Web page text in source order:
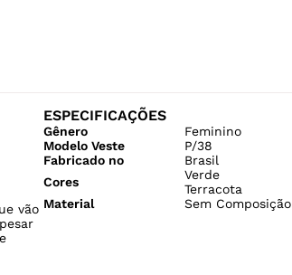
vão
ESPECIFICAÇÕES
Gênero
Feminino
Modelo Veste
P/38
Fabricado no
Brasil
Cores
Verde
Terracota
Material
Sem Composição